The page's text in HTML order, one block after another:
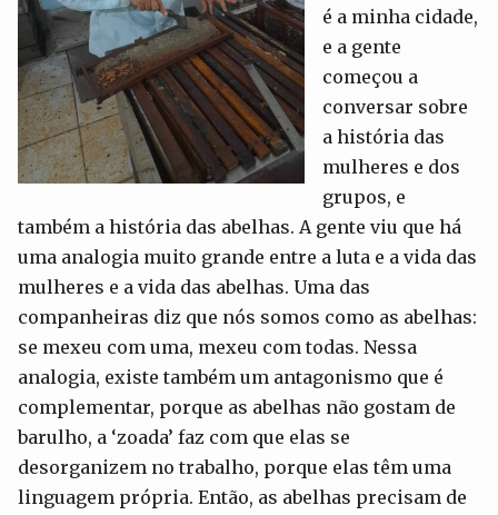
é a minha cidade,
e a gente
começou a
conversar sobre
a história das
mulheres e dos
grupos, e
também a história das abelhas. A gente viu que há
uma analogia muito grande entre a luta e a vida das
mulheres e a vida das abelhas. Uma das
companheiras diz que nós somos como as abelhas:
se mexeu com uma, mexeu com todas. Nessa
analogia, existe também um antagonismo que é
complementar, porque as abelhas não gostam de
barulho, a ‘zoada’ faz com que elas se
desorganizem no trabalho, porque elas têm uma
linguagem própria. Então, as abelhas precisam de